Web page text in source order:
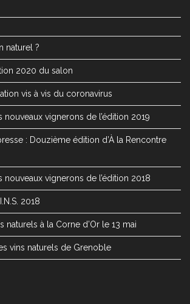
naturel ?
2020 du salon
vis à vis du coronavirus
nouveaux vignerons de l’édition 2019
: Douzième édition d’À la Rencontre
nouveaux vignerons de l’édition 2018
2018
naturels à la Corne d’Or le 13 mai
vins naturels de Grenoble